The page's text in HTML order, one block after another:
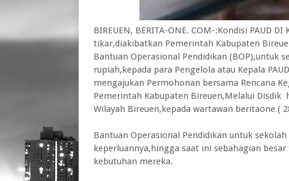
BIREUEN, BERITA-ONE. COM-:Kondisi PAUD
tikar,diakibatkan Pemerintah Kabupaten
Bantuan Operasional Pendidikan (BOP),untuk
rupiah,kepada para Pengelola atau Kepala
mengajukan Permohonan bersama Rencana
Pemerintah Kabupaten Bireuen,Melalui Disdik
Wilayah Bireuen,kepada wartawan beritaone (
Bantuan Operasional Pendidikan untuk
keperluannya,hingga saat ini sebahagian
kebutuhan mereka.